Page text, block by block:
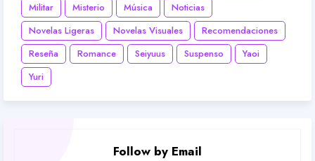
Militar
Misterio Música
Noticias
Novelas Ligeras
Novelas Visuales
Recomendaciones
Reseña
Romance Seiyuus Suspenso
Yaoi
Yuri
Follow by Email